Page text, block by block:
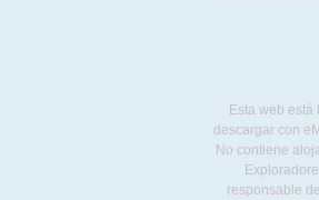
Esta web
descargar con
No contiene
responsable